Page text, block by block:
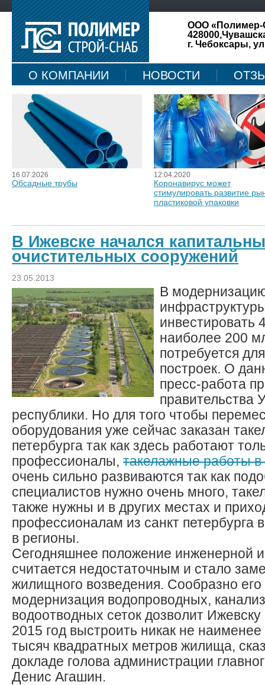
ООО «Полимер-
г. Чебоксары,
О КОМПАНИИ НОВОСТИ
КАРТА САЙТА
16.07.2026
Обсадные трубы
12.04.2020
Коронавирус может
стимулировать развитие
пластиковой упаковки
В Ижевске начался
очистительных сооружений
23.05.2013
В
инвестировать
наиболее 200
потребуется
построек. О
пресс-работа
правительства
республики. Но для того чтобы
оборудования уже сейчас заказан
петербурга так как здесь работают
профессионалы, такелажные работы в
очень сильно развиваются так как
специалистов нужно очень много,
также нужны и в других местах и
профессионалам из санкт петербурга
в регионы.
Сегодняшнее положение инженерной
считается недостаточным и стало
жилищного возведения. Сообразно
модернизация водопроводных,
водоотводных сеток дозволит
2015 год выстроить никак не
тысяч квадратных метров жилища,
докладе голова администрации
Денис Агашин.